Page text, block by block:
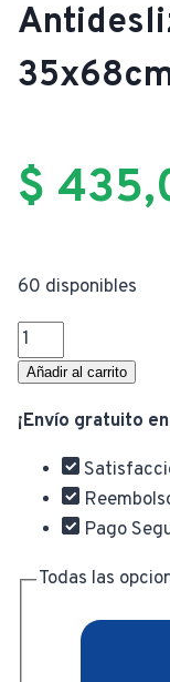
$
60 disponibles
Alfombra
Baño
Pvc
35x68cm
Ventosas
Añadir al carrito
¡Envío gratuito
Pago
Todas las